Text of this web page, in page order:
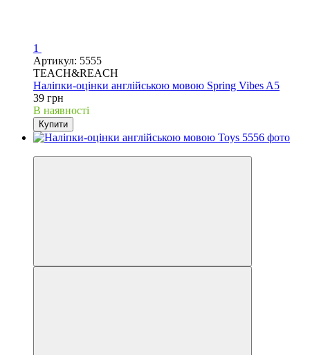
1
Артикул: 5555
TEACH&REACH
Наліпки-оцінки англійською мовою Spring Vibes A5
39 грн
В наявності
Купити